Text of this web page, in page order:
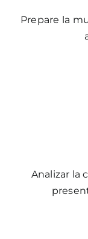
Prepare la
Analizar la